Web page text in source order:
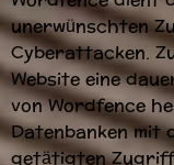
unerwünschten
Cyberattacken.
Website eine
von Wordfence
Datenbanken mit
getätigten